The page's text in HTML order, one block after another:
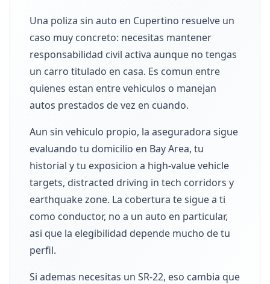
Una poliza sin auto en Cupertino resuelve un
caso muy concreto: necesitas mantener
responsabilidad civil activa aunque no tengas
un carro titulado en casa. Es comun entre
quienes estan entre vehiculos o manejan
autos prestados de vez en cuando.
Aun sin vehiculo propio, la aseguradora sigue
evaluando tu domicilio en Bay Area, tu
historial y tu exposicion a high-value vehicle
targets, distracted driving in tech corridors y
earthquake zone. La cobertura te sigue a ti
como conductor, no a un auto en particular,
asi que la elegibilidad depende mucho de tu
perfil.
Si ademas necesitas un SR-22, eso cambia que